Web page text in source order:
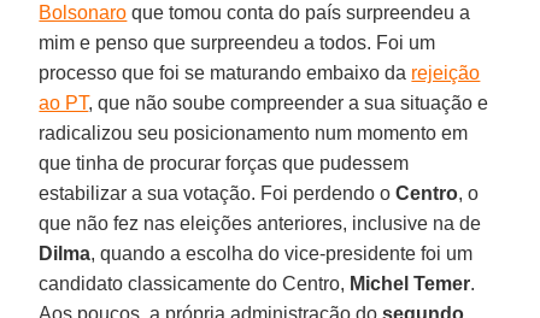
Bolsonaro que tomou conta do país surpreendeu a
mim e penso que surpreendeu a todos. Foi um
processo que foi se maturando embaixo da rejeição
ao PT, que não soube compreender a sua situação e
radicalizou seu posicionamento num momento em
que tinha de procurar forças que pudessem
estabilizar a sua votação. Foi perdendo oCentro, o
que não fez nas eleições anteriores, inclusive na de
Dilma, quando a escolha do vice-presidente foi um
candidato classicamente do Centro, Michel Temer.
Aos poucos, a própria administração dosegundo